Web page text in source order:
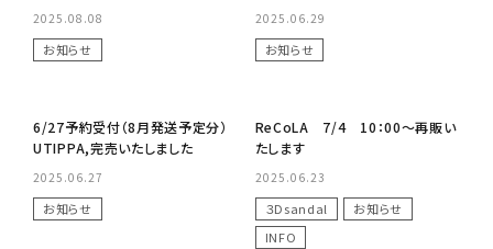
2025.08.08
お知らせ
2025.06.29
お知らせ
6/27予約受付（8月発送予定分）
UTIPPA,完売いたしました
2025.06.27
お知らせ
ReCoLA 7/4 10：00～再販い
たします
2025.06.23
３Dsandal
お知らせ
INFO